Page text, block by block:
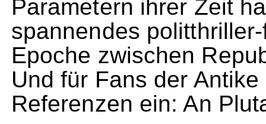
Parametern ihrer Zeit
spannendes
Epoche zwischen
Und für Fans der
Referenzen ein: An